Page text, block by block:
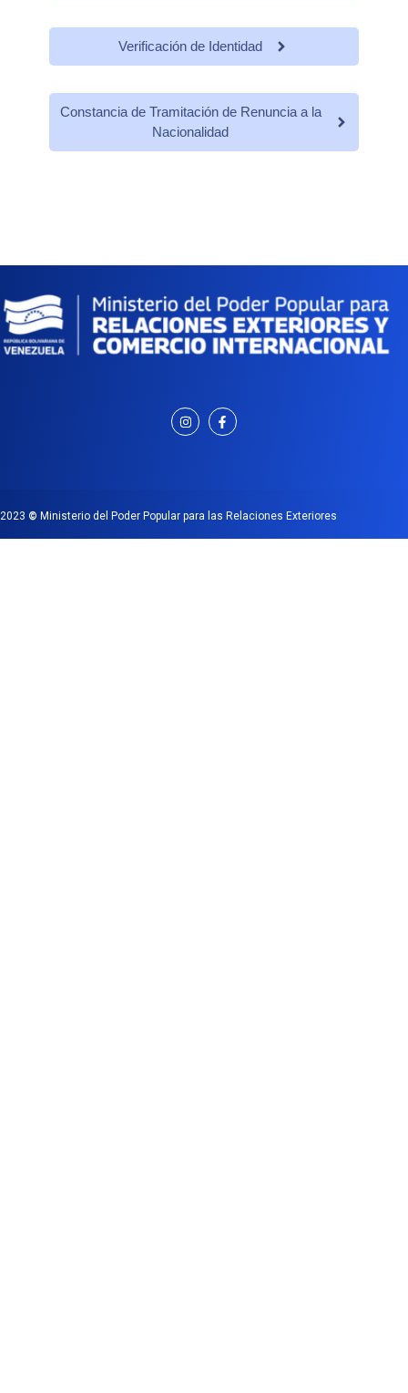
Verificación de Identidad
Constancia de Tramitación de Renuncia a la
Nacionalidad
2023 © Ministerio del Poder Popular para las Relaciones Exteriores